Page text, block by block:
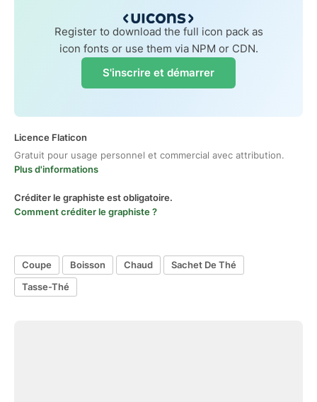
Register to download the full icon pack as
icon fonts or use them via NPM or CDN.
S'inscrire et démarrer
Licence Flaticon
Gratuit pour usage personnel et commercial avec attribution.
Plus d'informations
Créditer le graphiste est obligatoire.
Comment créditer le graphiste ?
Coupe Boisson Chaud
Sachet De Thé
Tasse-Thé